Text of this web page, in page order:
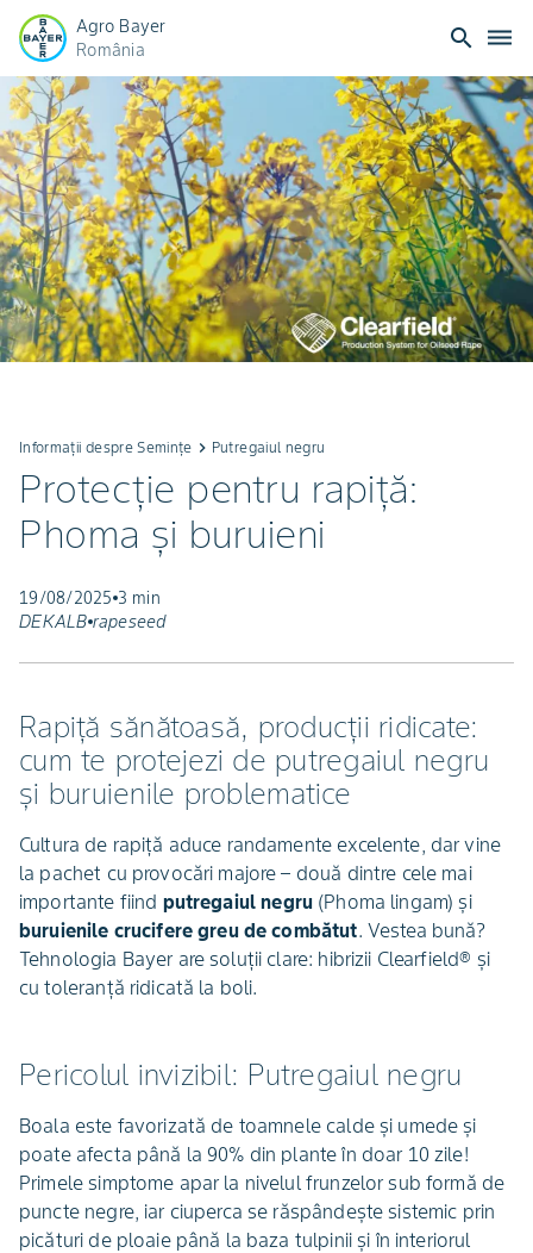
Agro Bayer
România
search dehaze
Informații despre Semințe keyboard_arrow_right Putregaiul negru
Protecție pentru rapiță:
Phoma și buruieni
19/08/2025 3 min
DEKALB rapeseed
Rapiță sănătoasă, producții ridicate:
cum te protejezi de putregaiul negru
și buruienile problematice
Cultura de rapiță aduce randamente excelente, dar vine
la pachet cu provocări majore – două dintre cele mai
importante fiind putregaiul negru(Phoma lingam) și
buruienile crucifere greu de combătut. Vestea bună?
Tehnologia Bayer are soluții clare: hibrizii Clearfield® și
cu toleranță ridicată la boli.
Pericolul invizibil: Putregaiul negru
Boala este favorizată de toamnele calde și umede și
poate afecta până la 90% din plante în doar 10 zile!
Primele simptome apar la nivelul frunzelor sub formă de
puncte negre, iar ciuperca se răspândește sistemic prin
picături de ploaie până la baza tulpinii și în interiorul